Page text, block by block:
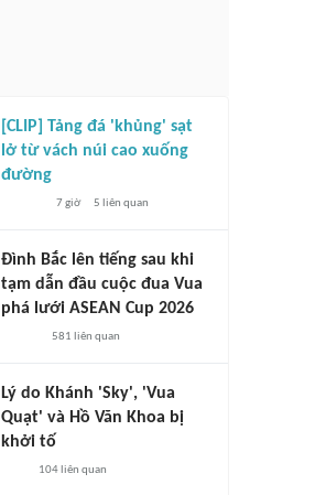
[CLIP] Tảng đá 'khủng' sạt
lở từ vách núi cao xuống
đường
7 giờ 5 liên quan
Đình Bắc lên tiếng sau khi
tạm dẫn đầu cuộc đua Vua
phá lưới ASEAN Cup 2026
581 liên quan
Lý do Khánh 'Sky', 'Vua
Quạt' và Hồ Văn Khoa bị
khởi tố
104liên quan